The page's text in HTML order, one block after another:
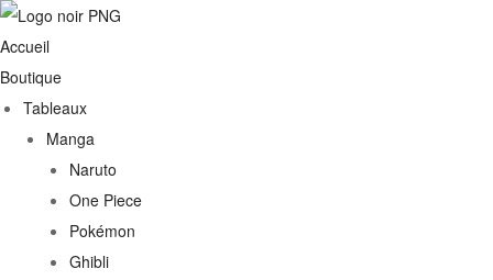
Accueil
Boutique
Tableaux
Manga
Naruto
One Piece
Pokémon
Ghibli